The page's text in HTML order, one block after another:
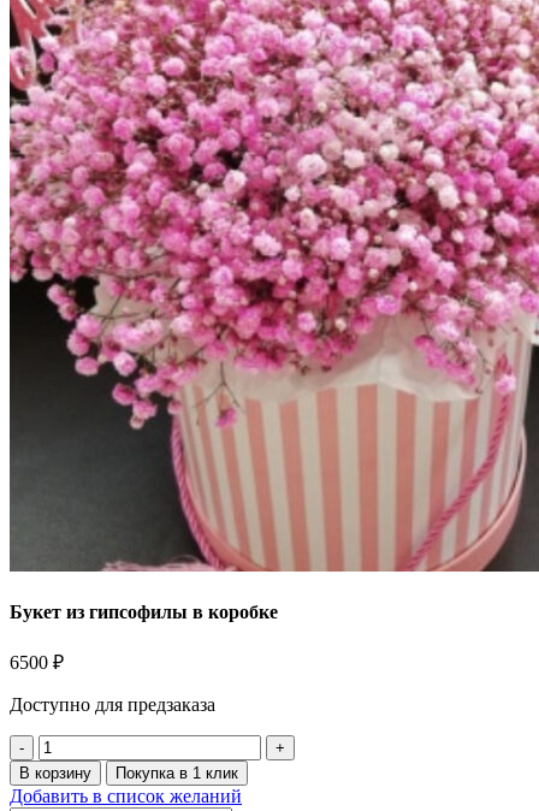
Букет из гипсофилы в коробке
6500 ₽
Доступно для предзаказа
В корзину Покупка в 1 клик
Добавить в список желаний